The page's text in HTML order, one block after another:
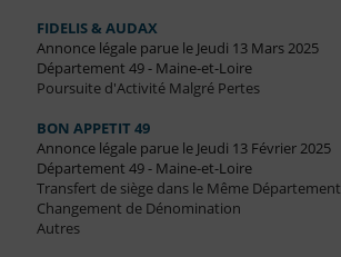
FIDELIS & AUDAX
Annonce légale parue le Jeudi 13 Mars 2025
Département 49 - Maine-et-Loire
Poursuite d'Activité Malgré Pertes
BON APPETIT 49
Annonce légale parue le Jeudi 13 Février 2025
Département 49 - Maine-et-Loire
Transfert de siège dans le Même Département
Changement de Dénomination
Autres